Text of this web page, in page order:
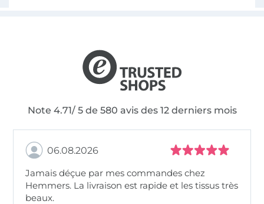
Note 4.71/ 5 de 580 avis des 12 derniers mois
06.08.2026
Jamais déçue par mes commandes chez
Hemmers. La livraison est rapide et les tissus très
beaux.